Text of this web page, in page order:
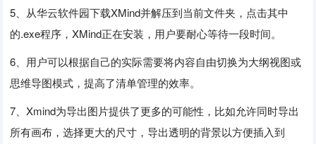
5、从华云软件园下载XMind并解压到当前文件夹，点击其中
的.exe程序，XMind正在安装，用户要耐心等待一段时间。
6、用户可以根据自己的实际需要将内容自由切换为大纲视图或
思维导图模式，提高了清单管理的效率。
7、Xmind为导出图片提供了更多的可能性，比如允许同时导出
所有画布，选择更大的尺寸，导出透明的背景以方便插入到